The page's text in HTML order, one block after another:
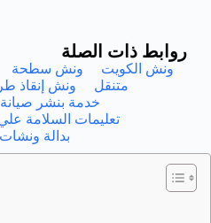
روابط ذات الصلة
ونش الكويت ونش سطحة
متنقل
ونش إنقاذ
خدمة بنشر
تعليمات السلامة
بدالة